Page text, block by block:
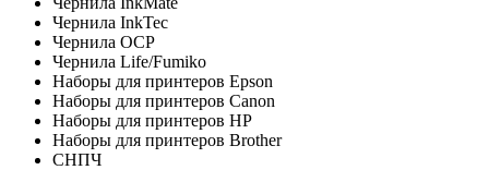
Чернила InkTec
Чернила OCP
Чернила Life/Fumiko
Наборы для принтеров Epson
Наборы для принтеров Canon
Наборы для принтеров HP
Наборы для принтеров Brother
СНПЧ